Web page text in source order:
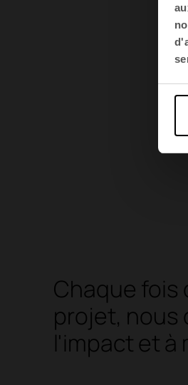
Chaque fois
projet, nous
l'impact et à